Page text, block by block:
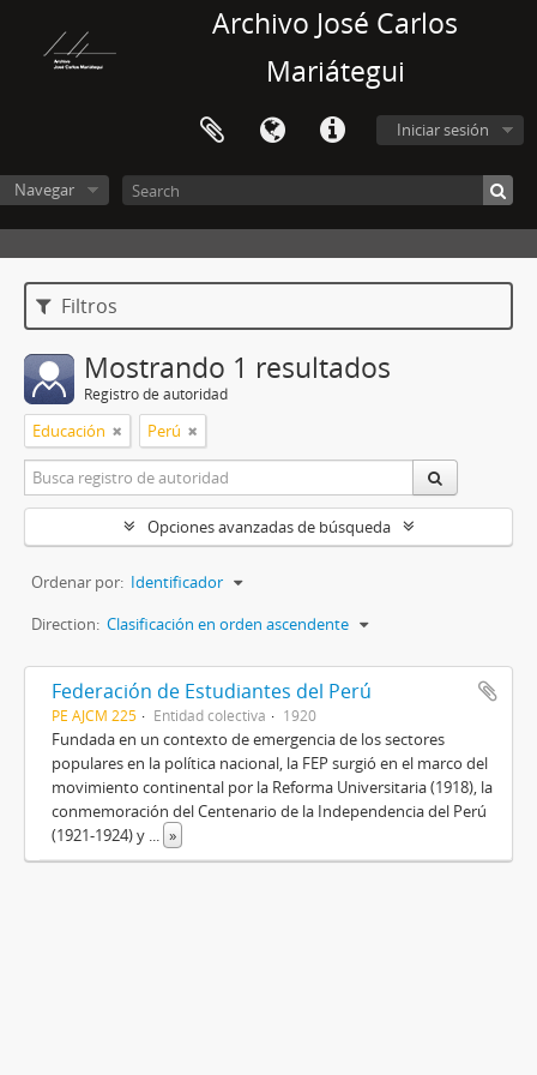
Archivo José Carlos
Mariátegui
Iniciar sesión
Navegar
Filtros
Mostrando 1 resultados
Registro de autoridad
Educación Perú
Opciones avanzadas de búsqueda
Ordenar por: Identificador
Direction: Clasificación en orden ascendente
Federación de Estudiantes del Perú
PE AJCM 225 Entidad colectiva 1920
Fundada en un contexto de emergencia de los sectores
populares en la política nacional, la FEP surgió en el marco del
movimiento continental por la Reforma Universitaria (1918), la
conmemoración del Centenario de la Independencia del Perú
(1921-1924) y ... »